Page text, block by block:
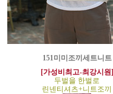
151미미조끼세트니트
[가성비최고-최강시원]
두벌을 한벌로
린넨티셔츠+니트조끼